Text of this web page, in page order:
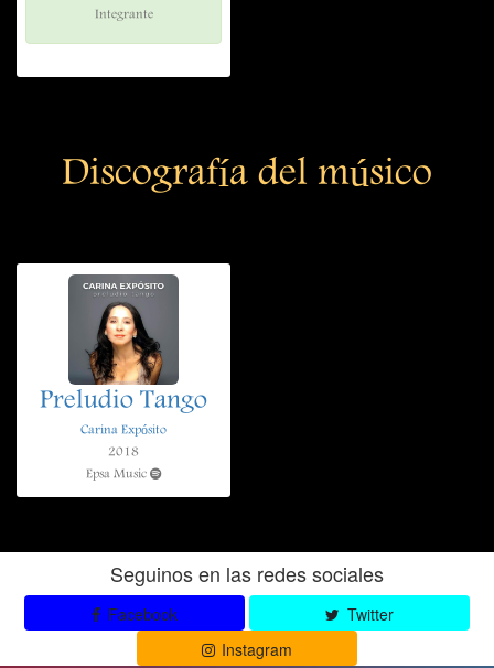
Integrante
Discografía del músico
Preludio Tango
Carina Expósito
2018
Epsa Music
Seguinos en las redes sociales
Facebook
Twitter
Instagram